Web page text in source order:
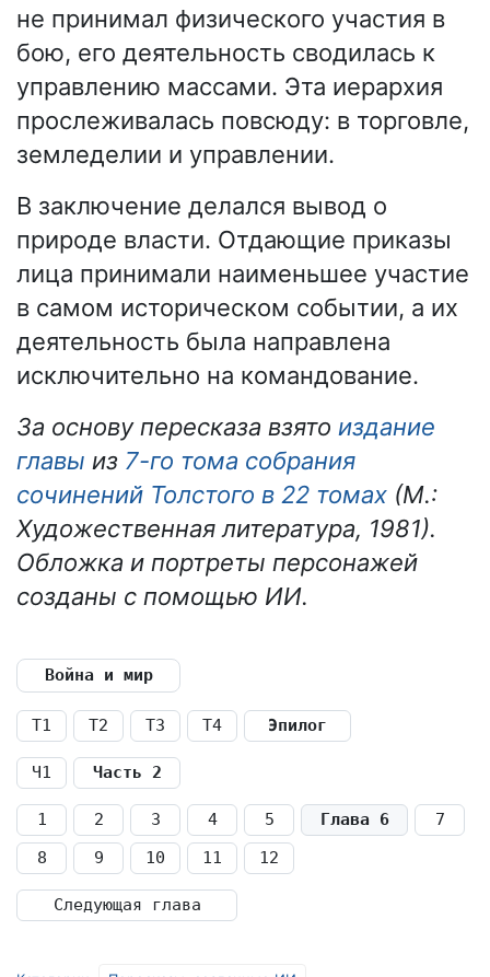
не принимал физического участия в
бою, его деятельность сводилась к
управлению массами. Эта иерархия
прослеживалась повсюду: в торговле,
земледелии и управлении.
В заключение делался вывод о
природе власти. Отдающие приказы
лица принимали наименьшее участие
в самом историческом событии, а их
деятельность была направлена
исключительно на командование.
За основу пересказа взято издание
главы из 7-го тома собрания
сочинений Толстого в 22 томах (М.:
Художественная литература, 1981).
Обложка и портреты персонажей
созданы с помощью ИИ.
Война и мир
Т1 Т2 Т3 Т4 Эпилог
Ч1 Часть 2
1 2 3 4 5 Глава 6
7
8
9 10 11 12
Следующая глава